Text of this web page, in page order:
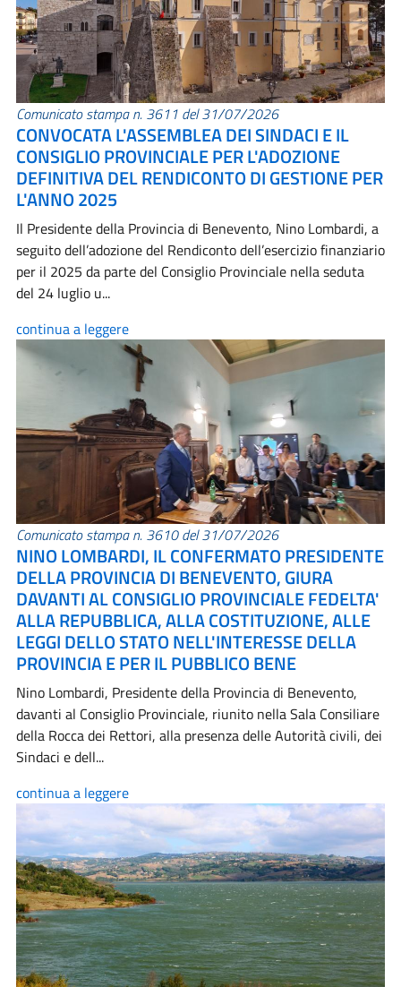
Comunicato stampa n. 3611 del 31/07/2026
CONVOCATA L'ASSEMBLEA DEI SINDACI E IL
CONSIGLIO PROVINCIALE PER L'ADOZIONE
DEFINITIVA DEL RENDICONTO DI GESTIONE PER
L'ANNO 2025
Il Presidente della Provincia di Benevento, Nino Lombardi, a
seguito dell’adozione del Rendiconto dell’esercizio finanziario
per il 2025 da parte del Consiglio Provinciale nella seduta
del 24 luglio u...
continua a leggere
Comunicato stampa n. 3610 del 31/07/2026
NINO LOMBARDI, IL CONFERMATO PRESIDENTE
DELLA PROVINCIA DI BENEVENTO, GIURA
DAVANTI AL CONSIGLIO PROVINCIALE FEDELTA'
ALLA REPUBBLICA, ALLA COSTITUZIONE, ALLE
LEGGI DELLO STATO NELL'INTERESSE DELLA
PROVINCIA E PER IL PUBBLICO BENE
Nino Lombardi, Presidente della Provincia di Benevento,
davanti al Consiglio Provinciale, riunito nella Sala Consiliare
della Rocca dei Rettori, alla presenza delle Autorità civili, dei
Sindaci e dell...
continua a leggere